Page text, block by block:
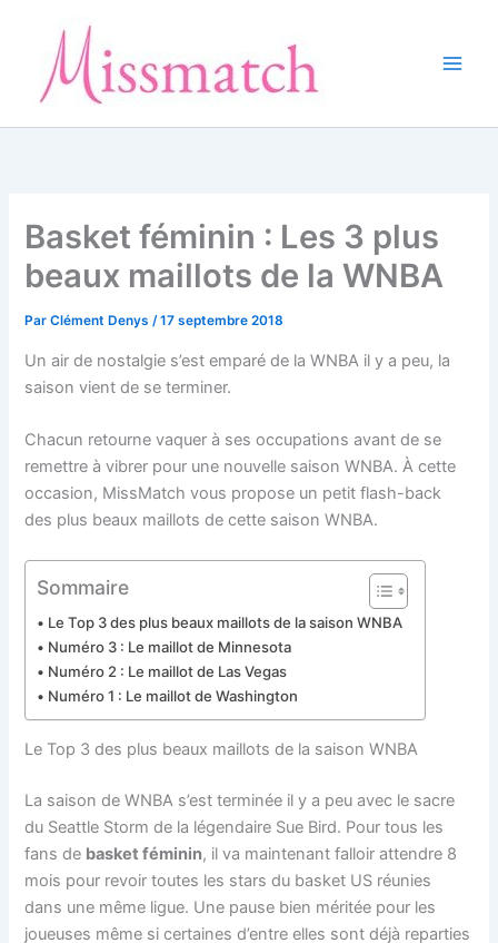
contenu
Basket féminin : Les 3 plus
beaux maillots de la WNBA
ParClément Denys/17 septembre 2018
Un air de nostalgie s’est emparé de la WNBA il y a peu, la
saison vient de se terminer.
Chacun retourne vaquer à ses occupations avant de se
remettre à vibrer pour une nouvelle saison WNBA. À cette
occasion, MissMatch vous propose un petit flash-back
des plus beaux maillots de cette saison WNBA.
Sommaire
Le Top 3 des plus beaux maillots de la saison WNBA
Numéro 3 : Le maillot de Minnesota
Numéro 2 : Le maillot de Las Vegas
Numéro 1 : Le maillot de Washington
Le Top 3 des plus beaux maillots de la saison WNBA
La saison de WNBA s’est terminée il y a peu avec le sacre
du Seattle Storm de la légendaire Sue Bird. Pour tous les
fans de basket féminin, il va maintenant falloir attendre 8
mois pour revoir toutes les stars du basket US réunies
dans une même ligue. Une pause bien méritée pour les
joueuses même si certaines d’entre elles sont déjà reparties